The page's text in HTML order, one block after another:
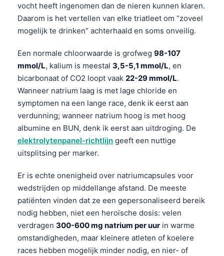
vocht heeft ingenomen dan de nieren kunnen klaren.
Daarom is het vertellen van elke triatleet om “zoveel
mogelijk te drinken” achterhaald en soms onveilig.
Een normale chloorwaarde is grofweg 98-107
mmol/L, kalium is meestal 3,5-5,1 mmol/L, en
bicarbonaat of CO2 loopt vaak 22-29 mmol/L.
Wanneer natrium laag is met lage chloride en
symptomen na een lange race, denk ik eerst aan
verdunning; wanneer natrium hoog is met hoog
albumine en BUN, denk ik eerst aan uitdroging. De
elektrolytenpanel-richtlijn geeft een nuttige
uitsplitsing per marker.
Er is echte onenigheid over natriumcapsules voor
wedstrijden op middellange afstand. De meeste
patiënten vinden dat ze een gepersonaliseerd bereik
nodig hebben, niet een heroïsche dosis: velen
verdragen 300-600 mg natrium per uur in warme
omstandigheden, maar kleinere atleten of koelere
races hebben mogelijk minder nodig, en nier- of